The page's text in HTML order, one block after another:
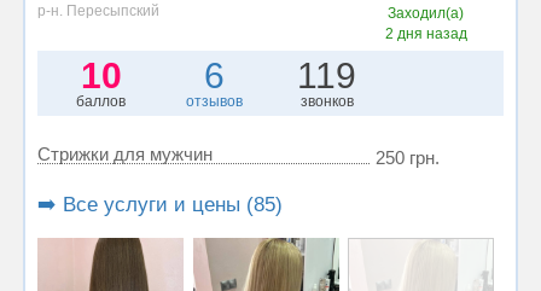
р-н. Пересыпский
Заходил(а)
2 дня назад
10
баллов
6
отзывов
119
звонков
Стрижки для мужчин 250 грн.
➡️ Все услуги и цены (85)